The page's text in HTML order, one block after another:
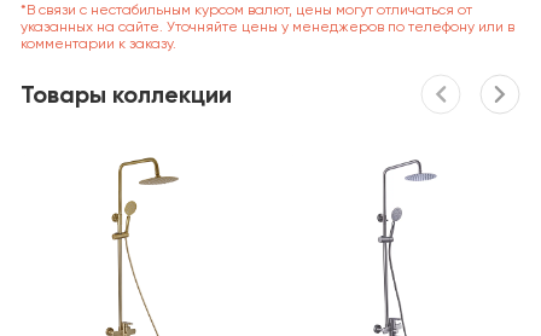
*В связи с нестабильным курсом валют, цены могут отличаться от
указанных на сайте. Уточняйте цены у менеджеров по телефону или в
комментарии к заказу.
Товары коллекции